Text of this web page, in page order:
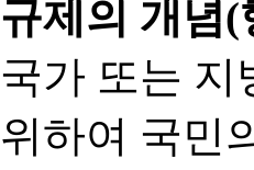
규제의 개념
국가 또는 지
위하여 국민